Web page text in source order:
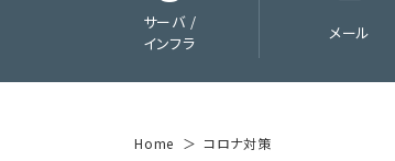
サーバ /
インフラ
メール
Home コロナ対策